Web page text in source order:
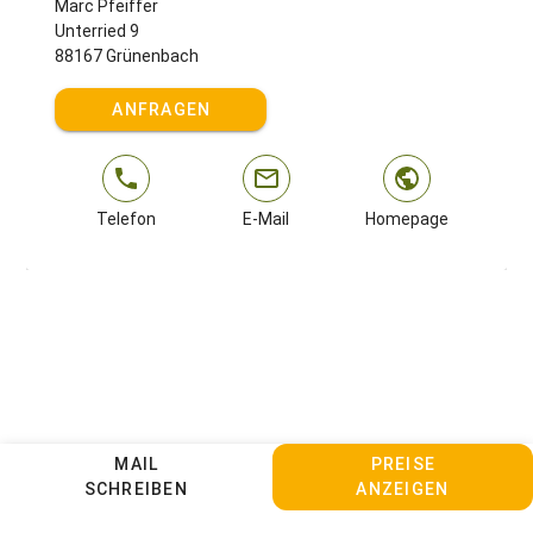
MAIL
SCHREIBEN
PREISE
ANZEIGEN
Ihre Familie Pfeiffer
Marc Pfeiffer
Unterried 9
88167 Grünenbach
ANFRAGEN
Telefon E-Mail Homepage
Kontakt Sitemap Impressum
Datenschutz